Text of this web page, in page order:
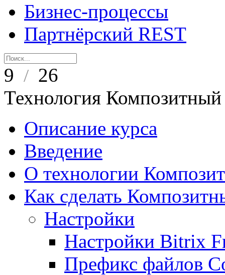
Бизнес-процессы
Партнёрский REST
9 / 26
Технология Композитный
Описание курса
Введение
О технологии
Как сделать
Настройки
Настройки Bitrix
Префикс файлов